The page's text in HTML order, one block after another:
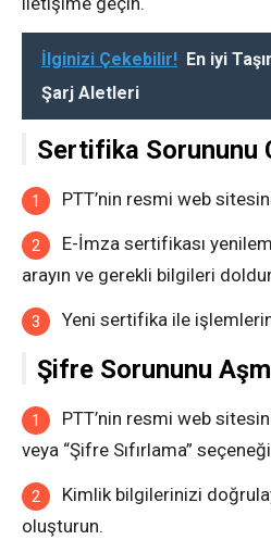
İlginizi Çekebilir! En iyi
Şarj Aletleri
Sertifika Sorununu
PTT’nin resmi web
E-İmza sertifikası
arayın ve gerekli bilgileri
Yeni sertifika ile
Şifre Sorununu
PTT’nin resmi web
veya “Şifre Sıfırlama”
Kimlik bilgilerinizi
oluşturun.